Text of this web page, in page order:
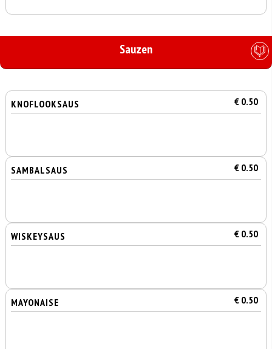
Sauzen
KNOFLOOKSAUS € 0.50
SAMBALSAUS € 0.50
WISKEYSAUS € 0.50
MAYONAISE € 0.50